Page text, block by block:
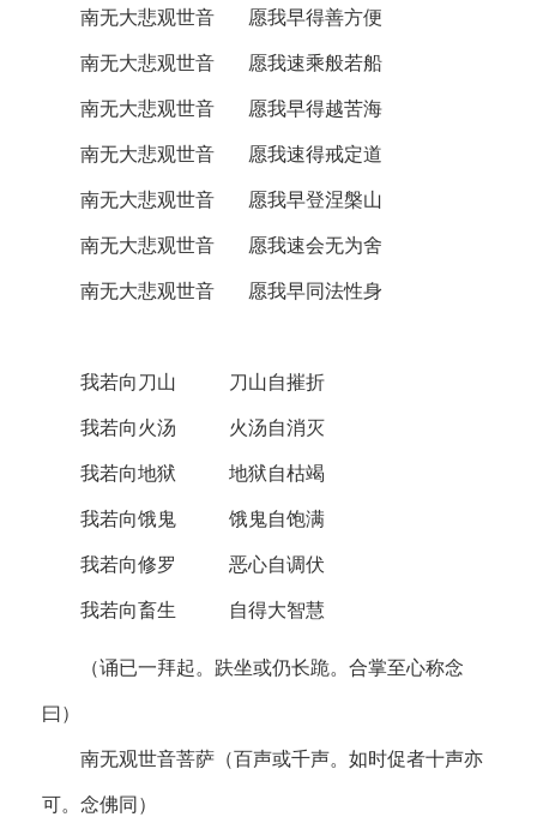
南无大悲观世音 愿我早得善方便
南无大悲观世音 愿我速乘般若船
南无大悲观世音 愿我早得越苦海
南无大悲观世音 愿我速得戒定道
南无大悲观世音 愿我早登涅槃山
南无大悲观世音 愿我速会无为舍
南无大悲观世音 愿我早同法性身
我若向刀山 刀山自摧折
我若向火汤 火汤自消灭
我若向地狱 地狱自枯竭
我若向饿鬼 饿鬼自饱满
我若向修罗 恶心自调伏
我若向畜生 自得大智慧
（诵已一拜起。趺坐或仍长跪。合掌至心称念
曰）
南无观世音菩萨（百声或千声。如时促者十声亦
可。念佛同）